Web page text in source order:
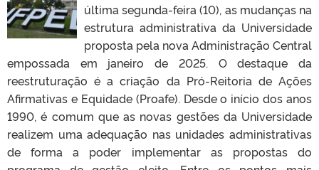
última segunda-feira (10), as mudanças na
estrutura administrativa da Universidade
proposta pela nova Administração Central
empossada em janeiro de 2025. O destaque da
reestruturação é a criação da Pró-Reitoria de Ações
Afirmativas e Equidade (Proafe). Desde o início dos anos
1990, é comum que as novas gestões da Universidade
realizem uma adequação nas unidades administrativas
de forma a poder implementar as propostas do